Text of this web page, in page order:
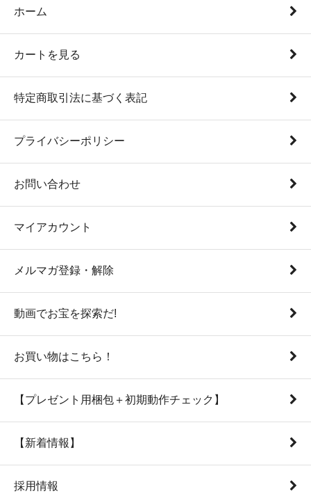
ホーム
カートを見る
特定商取引法に基づく表記
プライバシーポリシー
お問い合わせ
マイアカウント
メルマガ登録・解除
動画でお宝を探索だ!
お買い物はこちら！
【プレゼント用梱包＋初期動作チェック】
【新着情報】
採用情報